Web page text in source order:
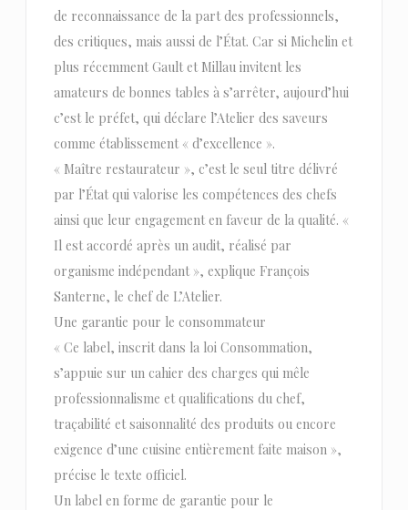
de reconnaissance de la part des professionnels,
des critiques, mais aussi de l’État. Car si Michelin et
plus récemment Gault et Millau invitent les
amateurs de bonnes tables à s’arrêter, aujourd’hui
c’est le préfet, qui déclare l’Atelier des saveurs
comme établissement « d’excellence ».
« Maître restaurateur », c’est le seul titre délivré
par l’État qui valorise les compétences des chefs
ainsi que leur engagement en faveur de la qualité. «
Il est accordé après un audit, réalisé par
organisme indépendant », explique François
Santerne, le chef de L’Atelier.
Une garantie pour le consommateur
« Ce label, inscrit dans la loi Consommation,
s’appuie sur un cahier des charges qui mêle
professionnalisme et qualifications du chef,
traçabilité et saisonnalité des produits ou encore
exigence d’une cuisine entièrement faite maison »,
précise le texte officiel.
Un label en forme de garantie pour le